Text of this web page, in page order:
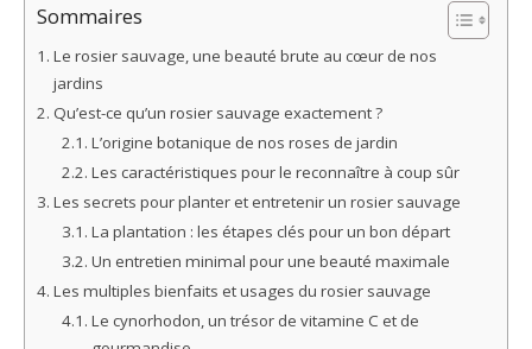
Sommaires
Le rosier sauvage, une beauté brute au cœur de nos
jardins
Qu’est-ce qu’un rosier sauvage exactement ?
L’origine botanique de nos roses de jardin
Les caractéristiques pour le reconnaître à coup sûr
Les secrets pour planter et entretenir un rosier sauvage
La plantation : les étapes clés pour un bon départ
Un entretien minimal pour une beauté maximale
Les multiples bienfaits et usages du rosier sauvage
Le cynorhodon, un trésor de vitamine C et de